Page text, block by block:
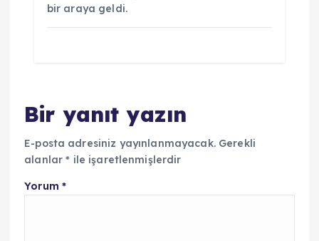
bir araya geldi.
Bir yanıt yazın
E-posta adresiniz yayınlanmayacak. Gerekli
alanlar* ile işaretlenmişlerdir
Yorum *